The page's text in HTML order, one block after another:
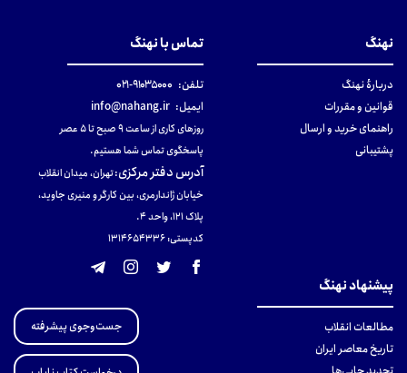
نهنگ
دربارهٔ نهنگ
قوانین و مقررات
راهنمای خرید و ارسال
پشتیبانی
تماس با نهنگ
تلفن: ۹۱۰۳۵۰۰۰-۰۲۱
ایمیل: info@nahang.ir
روزهای کاری از ساعت ۹ صبح تا ۵ عصر
پاسخگوی تماس شما هستیم.
آدرس دفتر مرکزی:تهران، میدان انقلاب
خیابان ژاندارمری، بین کارگر و منیری جاوید،
پلاک 121، واحد ۴.
کدپستی: 131465433۶
پیشنهاد نهنگ
مطالعات انقلاب
تاریخ معاصر ایران
جست‌وجوی پیشرفته